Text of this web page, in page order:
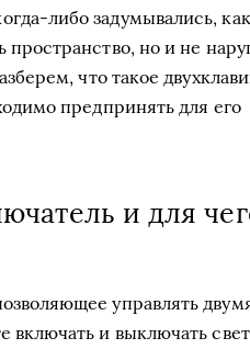
либо задумывались,
пространство, но и не
что такое
предпринять для его
и для
управлять
и выключать